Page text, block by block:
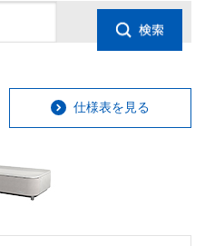
仕様表を見る